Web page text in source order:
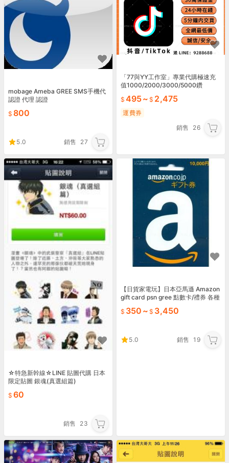
mobage Ameba GREE SMS手機代
認證 代理 認證
800
5.0 銷售 27
「77與YY工作室」專業代購極速充
值1000/2000/3000/5000鑽
495~ 2,475
運費券
銷售
26
☆特急新幹線☆LINE 貼圖代購 日本
限定貼圖 銀魂(真選組篇)
60
銷售 23
【日貨家電玩】日本亞馬遜 Amazon
gift card psn gree 點數卡/禮券 各種
350 ~ 3,450
5.0 銷售 19